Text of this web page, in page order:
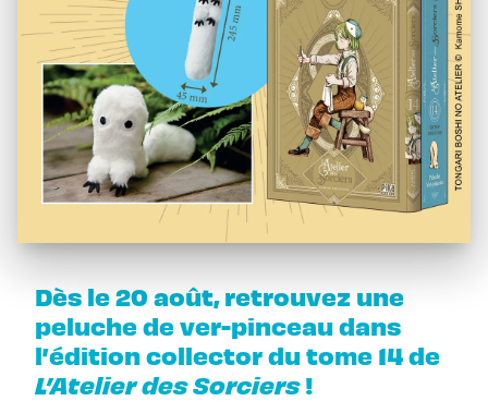
Dès le 20 août, retrouvez une
peluche de ver-pinceau dans
l’édition collector du tome 14 de
L’Atelier des Sorciers!